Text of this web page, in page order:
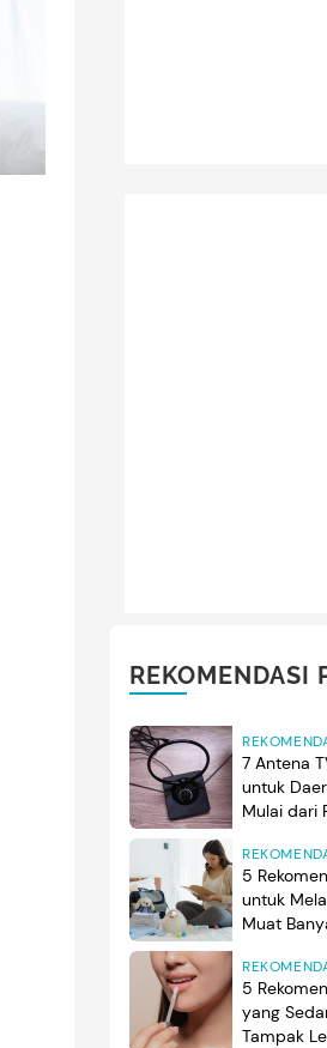
REKOMENDASI
7 Antena
untuk
Mulai dari
5
untuk
Muat
5
yang
Tampak